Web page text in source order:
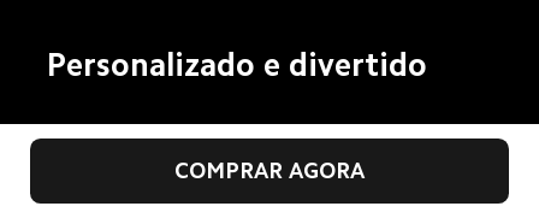
COMPRAR AGORA
Personalizado e divertido